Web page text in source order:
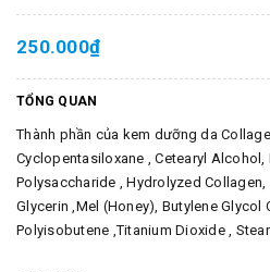
250.000₫
TỔNG QUAN
Thành phần của kem dưỡng da
Cyclopentasiloxane , Cetearyl Alcohol,
Polysaccharide , Hydrolyzed
Glycerin ,Mel (Honey), Butylene Glycol
Polyisobutene ,Titanium Dioxide ,